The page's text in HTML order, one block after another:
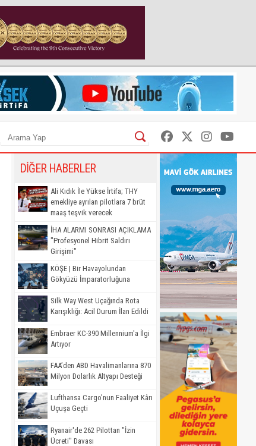
DİĞER HABERLER
Ali Kıdık İle Yükse İrtifa; THY
emekliye ayrılan pilotlara 7 brüt
maaş teşvik verecek
İHA ALARMI SONRASI AÇIKLAMA
"Profesyonel Hibrit Saldırı
Girişimi"
KÖŞE | Bir Havayolundan
Gökyüzü İmparatorluğuna
Silk Way West Uçağında Rota
Karışıklığı: Acil Durum İlan Edildi
Embraer KC-390 Millennium'a İlgi
Artıyor
FAA’den ABD Havalimanlarına 870
Milyon Dolarlık Altyapı Desteği
Lufthansa Cargo’nun Faaliyet Kârı
Uçuşa Geçti
Ryanair'de 262 Pilottan "İzin
Ücreti" Davası